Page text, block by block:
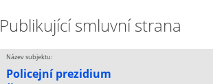
Publikující smluvní strana
Název subjektu:
Policejní prezidium